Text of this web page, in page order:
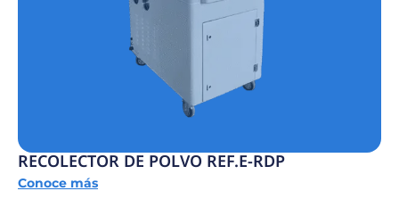
RECOLECTOR DE POLVO REF.E-RDP
Conoce más